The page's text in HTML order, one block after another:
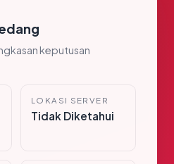
keputusan
LOKASI SERVER
Tidak Diketahui